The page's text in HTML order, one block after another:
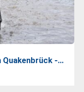
Quakenbrück -…